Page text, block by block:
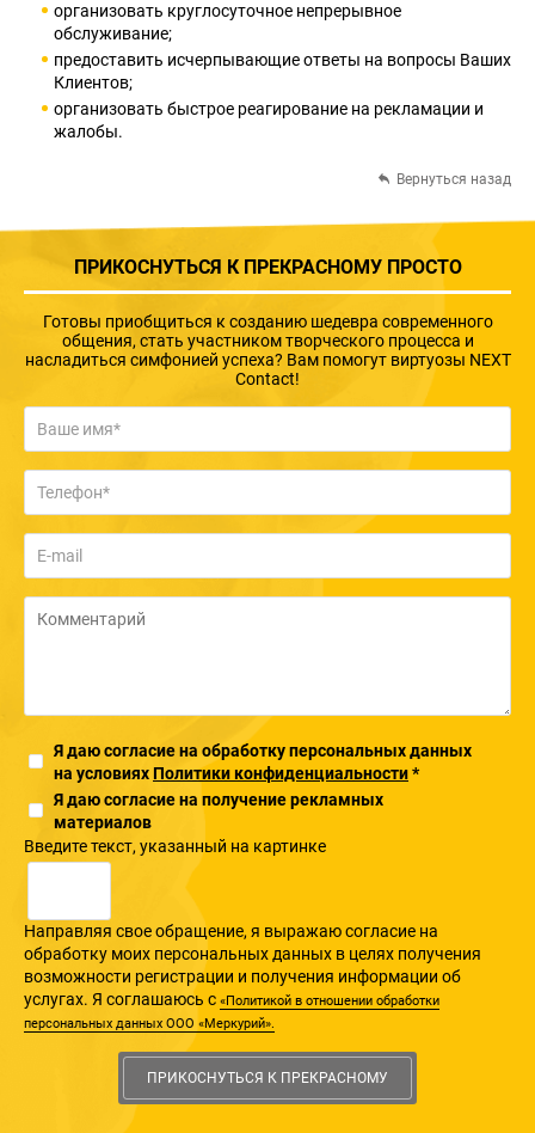
организовать круглосуточное непрерывное
обслуживание;
предоставить исчерпывающие ответы на вопросы Ваших
Клиентов;
организовать быстрое реагирование на рекламации и
жалобы.
Вернуться назад
ПРИКОСНУТЬСЯ К ПРЕКРАСНОМУ ПРОСТО
Готовы приобщиться к созданию шедевра современного
общения, стать участником творческого процесса и
насладиться симфонией успеха? Вам помогут виртуозы NEXT
Contact!
Я даю согласие на обработку персональных данных
на условиях Политики конфиденциальности*
Я даю согласие на получение рекламных
материалов
Введите текcт, указанный на картинке
Направляя свое обращение, я выражаю согласие на
обработку моих персональных данных в целях получения
возможности регистрации и получения информации об
услугах. Я соглашаюсь с «Политикой в отношении обработки
персональных данных ООО «Меркурий».
ПРИКОСНУТЬСЯ К ПРЕКРАСНОМУ